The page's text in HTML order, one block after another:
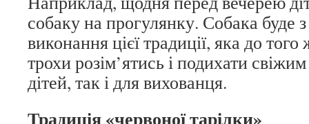
собаку на прогулянку. Собака буде
виконання цієї традиції, яка до
трохи розім’ятись і подихати
дітей, так і для вихованця.
Традиція «червоної тарілки»